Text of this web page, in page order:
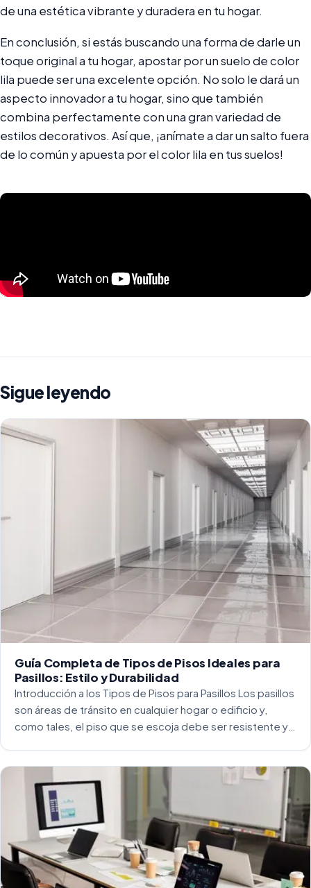
de una estética vibrante y duradera en tu hogar.
En conclusión, si estás buscando una forma de darle un
toque original a tu hogar, apostar por un suelo de color
lila puede ser una excelente opción. No solo le dará un
aspecto innovador a tu hogar, sino que también
combina perfectamente con una gran variedad de
estilos decorativos. Así que, ¡anímate a dar un salto fuera
de lo común y apuesta por el color lila en tus suelos!
Sigue leyendo
Guía Completa de Tipos de Pisos Ideales para
Pasillos: Estilo y Durabilidad
Introducción a los Tipos de Pisos para Pasillos Los pasillos
son áreas de tránsito en cualquier hogar o edificio y,
como tales, el piso que se escoja debe ser resistente y